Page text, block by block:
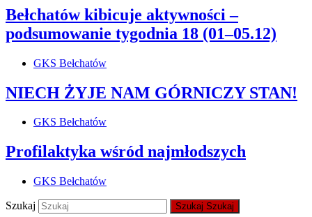
Bełchatów kibicuje aktywności –
podsumowanie tygodnia 18 (01–05.12)
GKS Bełchatów
NIECH ŻYJE NAM GÓRNICZY STAN!
GKS Bełchatów
Profilaktyka wśród najmłodszych
GKS Bełchatów
Szukaj Szukaj Szukaj